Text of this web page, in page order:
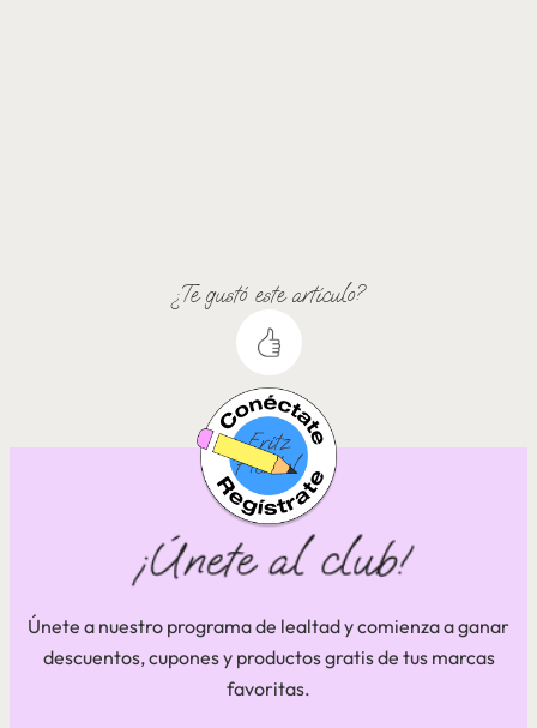
¿Te gustó este artículo?
Únete a nuestro programa de lealtad y comienza a ganar
descuentos, cupones y productos gratis de tus marcas
favoritas.